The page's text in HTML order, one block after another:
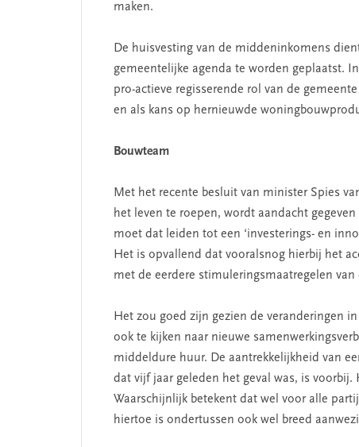
maken.
De huisvesting van de middeninkomens
gemeentelijke agenda te worden geplaatst.
pro-actieve regisserende rol van de
en als kans op hernieuwde
Bouwteam
Met het recente besluit van minister Spies
het leven te roepen, wordt aandacht
moet dat leiden tot een ‘investerings- en
Het is opvallend dat vooralsnog hierbij het
met de eerdere stimuleringsmaatregelen van
Het zou goed zijn gezien de veranderingen
ook te kijken naar nieuwe
middeldure huur. De aantrekkelijkheid van
dat vijf jaar geleden het geval was, is
Waarschijnlijk betekent dat wel voor alle
hiertoe is ondertussen ook wel breed